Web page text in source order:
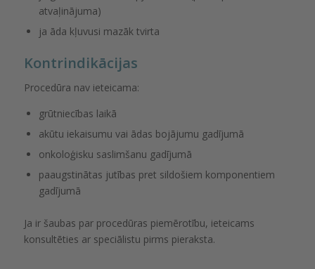
atvaļinājuma)
ja āda kļuvusi mazāk tvirta
Kontrindikācijas
Procedūra nav ieteicama:
grūtniecības laikā
akūtu iekaisumu vai ādas bojājumu gadījumā
onkoloģisku saslimšanu gadījumā
paaugstinātas jutības pret sildošiem komponentiem
gadījumā
Ja ir šaubas par procedūras piemērotību, ieteicams
konsultēties ar speciālistu pirms pieraksta.